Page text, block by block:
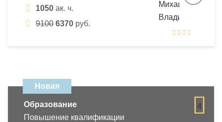
1050 ак. ч.
9100 6370 руб.
Новая
4
Образование
Повышение квалификации